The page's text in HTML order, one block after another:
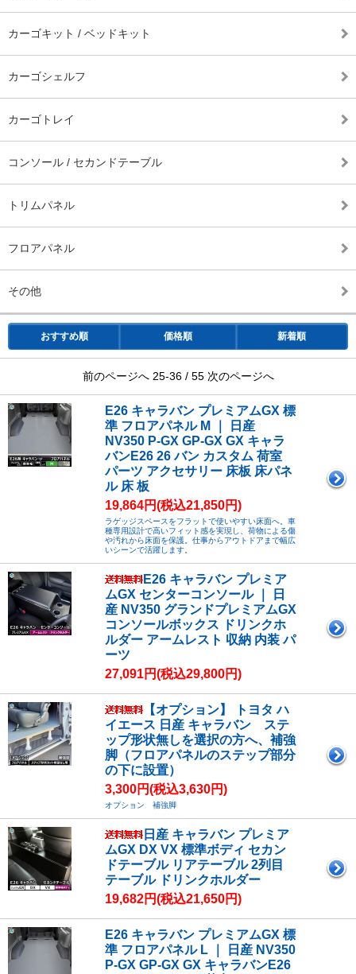
カーゴキット / ベッドキット
カーゴシェルフ
カーゴトレイ
コンソール / セカンドテーブル
トリムパネル
フロアパネル
その他
おすすめ順 価格順 新着順
前のページへ25-36 / 55 次のページへ
E26 キャラバン プレミアムGX 標
準 フロアパネル M ｜ 日産
NV350 P-GX GP-GX GX キャラ
バンE26 26 バン カスタム 荷室
パーツ アクセサリー 床板 床パネ
ル 床 板
19,864円(税込21,850円)
ラゲッジスペースをフラットで使いやすい床面へ。車
種専用設計で高いフィット感を実現し、荷物による傷
や汚れから床面を保護。仕事からアウトドアまで幅広
いシーンで活躍します。
E26 キャラバン プレミア
ムGX センターコンソール ｜ 日
産 NV350 グランドプレミアムGX
コンソールボックス ドリンクホ
ルダー アームレスト 収納 内装 パ
ーツ
27,091円(税込29,800円)
【オプション】 トヨタ ハ
イエース 日産 キャラバン ステ
ップ形状無しを選択の方へ、補強
脚（フロアパネルのステップ部分
の下に設置）
3,300円(税込3,630円)
オプション 補強脚
日産 キャラバン プレミア
ムGX DX VX 標準ボディ セカン
ドテーブル リアテーブル 2列目
テーブル ドリンクホルダー
19,682円(税込21,650円)
E26 キャラバン プレミアムGX 標
準 フロアパネル L ｜ 日産 NV350
P-GX GP-GX GX キャラバンE26